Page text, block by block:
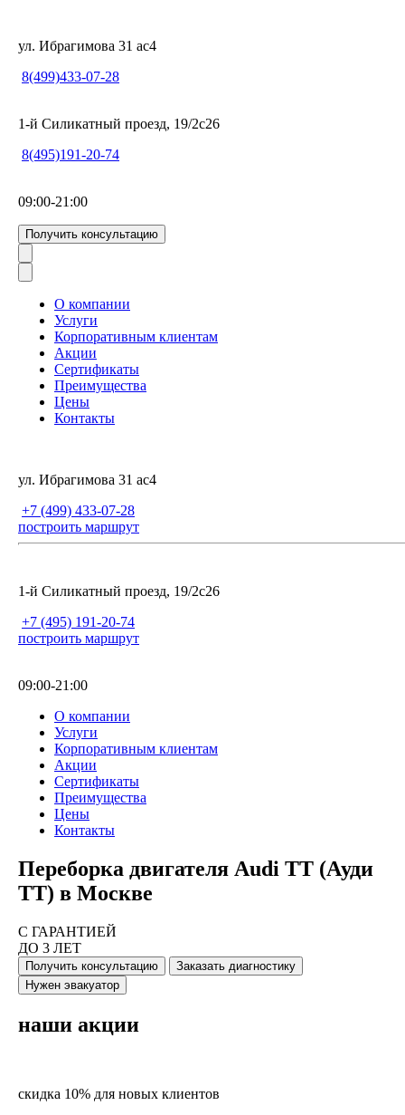
ул. Ибрагимова 31 ас4
8(499)433-07-28
1-й Силикатный проезд, 19/2с26
8(495)191-20-74
09:00-21:00
Получить консультацию
О компании
Услуги
Корпоративным клиентам
Акции
Сертификаты
Преимущества
Цены
Контакты
ул. Ибрагимова 31 ас4
+7 (499) 433-07-28
построить маршрут
1-й Силикатный проезд, 19/2с26
+7 (495) 191-20-74
построить маршрут
09:00-21:00
О компании
Услуги
Корпоративным клиентам
Акции
Сертификаты
Преимущества
Цены
Контакты
Переборка двигателя Audi TT (Ауди
ТТ) в Москве
С ГАРАНТИЕЙ
ДО 3 ЛЕТ
Получить консультацию
Заказать диагностику
Нужен эвакуатор
наши акции
скидка 10% для новых клиентов